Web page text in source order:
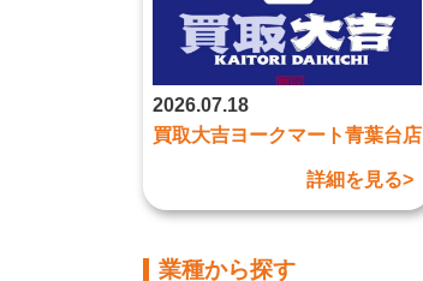
2026.07.18
買取大吉ヨークマート青葉台店
詳細を見る>
業種から探す